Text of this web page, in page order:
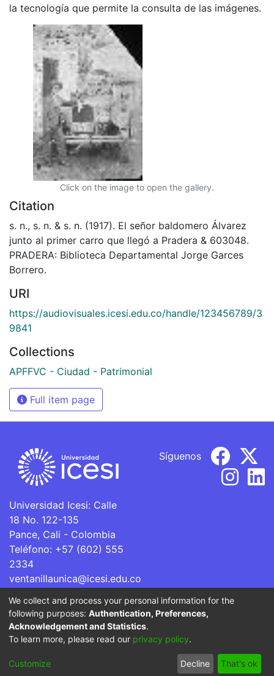
la tecnología que permite la consulta de las imágenes.
Click on the image to open the gallery.
Citation
s. n., s. n. & s. n. (1917). El señor baldomero Álvarez
junto al primer carro que llegó a Pradera & 603048.
PRADERA: Biblioteca Departamental Jorge Garces
Borrero.
URI
https://audiovisuales.icesi.edu.co/handle/123456789/3
9841
Collections
APFFVC - Ciudad - Patrimonial
Full item page
Universidad Icesi: Calle
18 No. 122-135
Pance, Cali - Colombia
Teléfono: +57 (602) 555
2334
ventanillaunica@icesi.edu.co
Síguenos
La Universidad Icesi es una Institución de Educación
Superior que se encuentra sujeta a inspección y vigilancia
por parte del Ministerio de Educación Nacional.
Cookie
End User
Agreement
Send
Feedback
We collect and process your personal information for the
following purposes: Authentication, Preferences,
Acknowledgement and Statistics.
To learn more, please read our privacy policy.
Customize Decline That's ok